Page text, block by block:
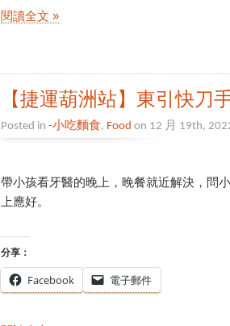
閱讀全文 »
【捷運葫洲站】東引快刀
Posted in -小吃麵食, Food on 12 月 19th,
帶小孩看牙醫的晚上，晚餐就近解決，問
上應好。
分享：
Facebook 電子郵件